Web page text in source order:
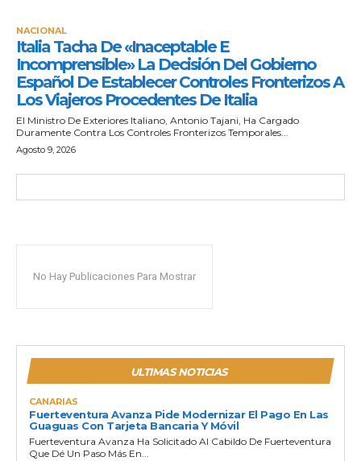
NACIONAL
Italia Tacha De «inaceptable E
Incomprensible» La Decisión Del Gobierno
Español De Establecer Controles Fronterizos A
Los Viajeros Procedentes De Italia
El Ministro De Exteriores Italiano, Antonio Tajani, Ha Cargado
Duramente Contra Los Controles Fronterizos Temporales...
Agosto 9, 2026
No Hay Publicaciones Para Mostrar
ULTIMAS NOTICIAS
CANARIAS
Fuerteventura Avanza Pide Modernizar El Pago En Las
Guaguas Con Tarjeta Bancaria Y Móvil
Fuerteventura Avanza Ha Solicitado Al Cabildo De Fuerteventura
Que Dé Un Paso Más En...